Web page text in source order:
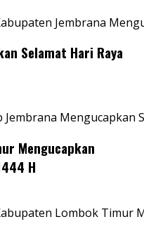
Jembrana
Selamat Hari Raya
Mengucapkan
Mengucapkan
H
Lombok Timur